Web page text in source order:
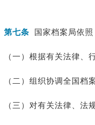
第七条 国家档案局依照
（一）根据有关法律、
（二）组织协调全国档
（三）对有关法律、法